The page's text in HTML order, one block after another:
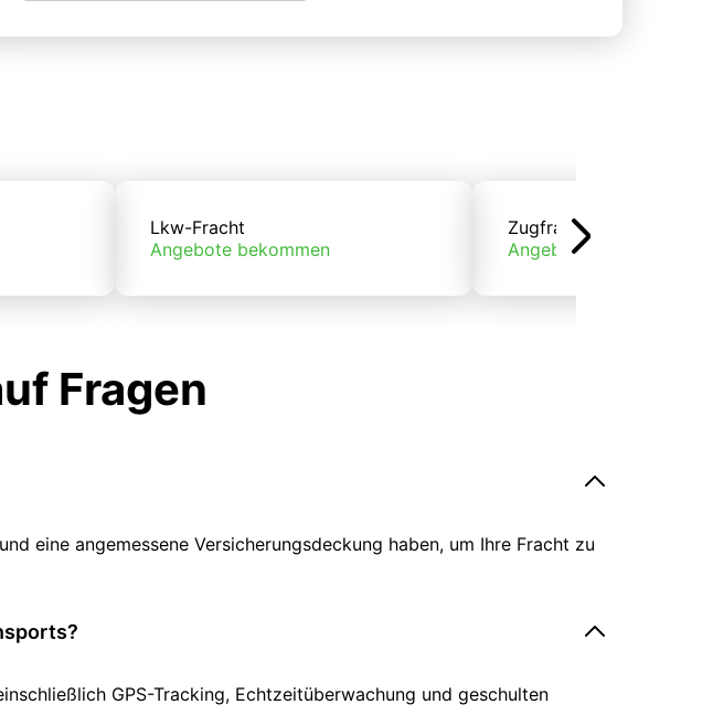
Lkw-Fracht
Angebote bekommen
Zugfracht
Angebote bekommen
Fragen
eine angemessene Versicherungsdeckung haben, um Ihre Fracht zu
GPS-Tracking, Echtzeitüberwachung und geschulten